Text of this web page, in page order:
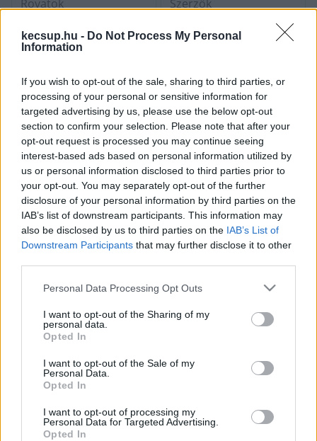
kecsup.hu - Do Not Process My Personal
Information
If you wish to opt-out of the sale, sharing to third parties, or
processing of your personal or sensitive information for
targeted advertising by us, please use the below opt-out
section to confirm your selection. Please note that after your
opt-out request is processed you may continue seeing
interest-based ads based on personal information utilized by
us or personal information disclosed to third parties prior to
your opt-out. You may separately opt-out of the further
disclosure of your personal information by third parties on the
IAB’s list of downstream participants. This information may
also be disclosed by us to third parties on the IAB’s List of
Downstream Participants that may further disclose it to other
Please note that this website/app uses one or more Google
not limited to your visit or usage behaviour. You may click to
grant or deny consent to Google and its third-party tags to
use your data for below specified purposes in below Google
consent section.
Personal Data Processing Opt Outs
I want to opt-out of the Sharing of my
personal data.
Opted In
I want to opt-out of the Sale of my
Personal Data.
Opted In
I want to opt-out of processing my
Personal Data for Targeted Advertising.
Opted In
Bokrétaünnepség a Bagoly Klinika
szakaszához érkezett a Bagoly Klinika beruházása:
bokrétaünnepséget tartottak, és a fejlesztők
Alter Róbert